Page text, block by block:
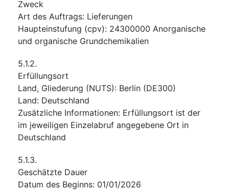
Zweck
Art des Auftrags: Lieferungen
Haupteinstufung (cpv): 24300000 Anorganische
und organische Grundchemikalien
5.1.2.
Erfüllungsort
Land, Gliederung (NUTS): Berlin (DE300)
Land: Deutschland
Zusätzliche Informationen: Erfüllungsort ist der
im jeweiligen Einzelabruf angegebene Ort in
Deutschland
5.1.3.
Geschätzte Dauer
Datum des Beginns: 01/01/2026